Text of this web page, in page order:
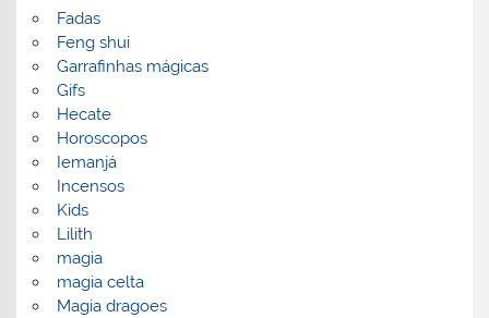
Fadas
Feng shui
Garrafinhas mágicas
Gifs
Hecate
Horoscopos
Iemanjá
Incensos
Kids
Lilith
magia
magia celta
Magia dragoes